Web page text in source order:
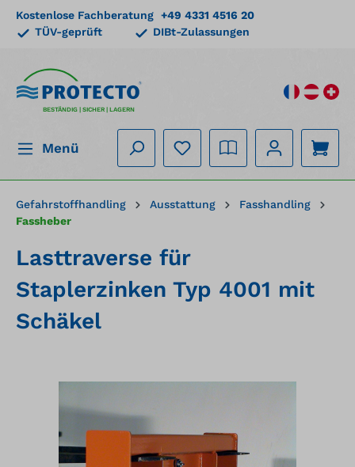
springen
Kostenlose Fachberatung +49 4331 4516 20
TÜV-geprüft
DIBt-Zulassungen
BESTÄNDIG | SICHER | LAGERN
Menü
Gefahrstoffhandling Ausstattung
Fasshandling
Fassheber
Lasttraverse für
Staplerzinken Typ 4001 mit
Schäkel